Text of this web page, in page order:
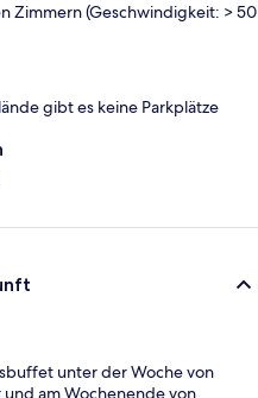
Zimmern (Geschwindigkeit: > 50
gibt es keine Parkplätze
unter der Woche von
am Wochenende von